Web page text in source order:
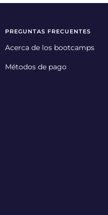
PREGUNTAS FRECUENTES
Acerca de los bootcamps
Métodos de pago